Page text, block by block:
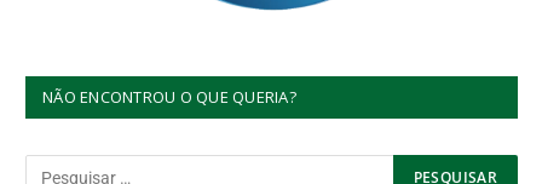
NÃO ENCONTROU O QUE QUERIA?